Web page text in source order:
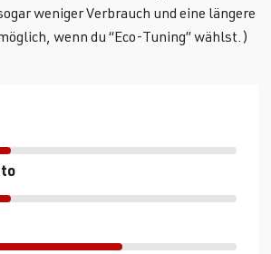
weniger Verbrauch und eine längere
wenn du “Eco-Tuning” wählst.)